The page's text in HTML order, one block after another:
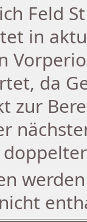
Feld
in
da
zur